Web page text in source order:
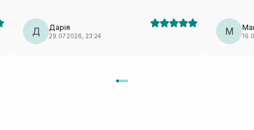
проте око муляє оця щілина між кришечкою та
баночкою. Висновок: за свої кошти — дуже крута,
якісна вмивачка.
Д Дарія
29.07.2026, 23:24 M